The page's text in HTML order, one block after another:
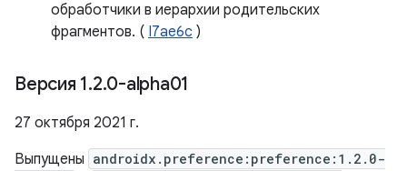
обработчики в иерархии родительских
фрагментов. ( I7ae6c )
Версия 1.2.0-alpha01
27 октября 2021 г.
Выпущены androidx.preference:preference:1.2.0-